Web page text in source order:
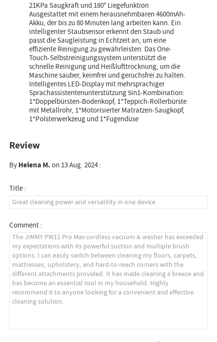
21KPa Saugkraft und 180° Liegefunktion
Ausgestattet mit einem herausnehmbaren 4600mAh-
Akku, der bis zu 80 Minuten lang arbeiten kann. Ein
intelligenter Staubsensor erkennt den Staub und
passt die Saugleistung in Echtzeit an, um eine
effiziente Reinigung zu gewährleisten. Das One-
Touch-Selbstreinigungssystem unterstützt die
schnelle Reinigung und Heißlufttrocknung, um die
Maschine sauber, keimfrei und geruchsfrei zu halten.
Intelligentes LED-Display mit mehrsprachiger
Sprachassistentenunterstützung 5in1-Kombination:
1*Doppelbürsten-Bodenkopf, 1*Teppich-Rollerbürste
mit Metallrohr, 1*Motorisierter Matratzen-Saugkopf,
1*Polsterwerkzeug und 1*Fugendüse
Review
ByHelena M.on 13 Aug. 2024 :
Title :
Comment :